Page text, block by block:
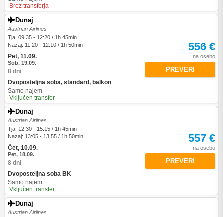
Brez transferja
Dunaj
Austrian Airlines
Tja: 09:35 - 12:20 / 1h 45min
Nazaj: 11:20 - 12:10 / 1h 50min
Pet, 11.09.
Sob, 19.09.
8 dni
Dvoposteljna soba, standard, balkon
Samo najem
Vključen transfer
556 €
na osebo
PREVERI
Dunaj
Austrian Airlines
Tja: 12:30 - 15:15 / 1h 45min
Nazaj: 13:05 - 13:55 / 1h 50min
Čet, 10.09.
Pet, 18.09.
8 dni
Dvoposteljna soba BK
Samo najem
Vključen transfer
557 €
na osebo
PREVERI
Dunaj
Austrian Airlines